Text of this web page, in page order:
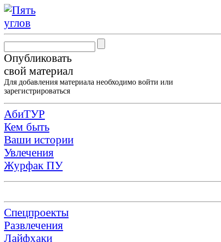
Опубликовать
свой материал
Для добавления материала необходимо войти или
зарегистрироваться
АбиТУР
Кем быть
Ваши истории
Увлечения
Журфак ПУ
Спецпроекты
Развлечения
Лайфхаки